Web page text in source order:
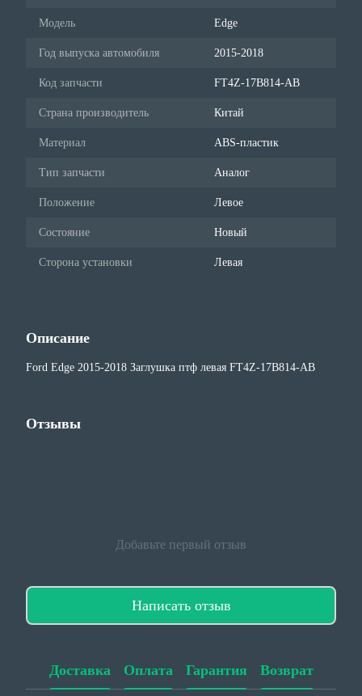
Модель Edge
Год выпуска автомобиля 2015-2018
Код запчасти FT4Z-17B814-AB
Страна производитель Китай
Материал ABS-пластик
Тип запчасти Аналог
Положение Левое
Состояние Новый
Сторона установки Левая
Описание
Ford Edge 2015-2018 Заглушка птф левая FT4Z-17B814-AB
Отзывы
Добавьте первый отзыв
Написать отзыв
Доставка Оплата Гарантия Возврат